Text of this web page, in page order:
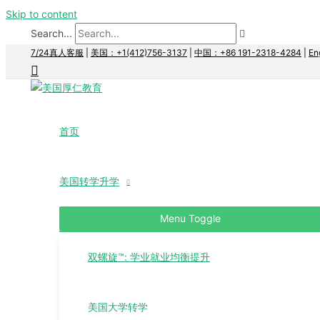
Skip to content
Search...
7/24真人客服 美国：+1(412)756-3137 中国：+86 191-2318-4284
首页
美国转学升学
Menu Toggle
双螺旋™: 学业就业均衡提升
美国大学转学